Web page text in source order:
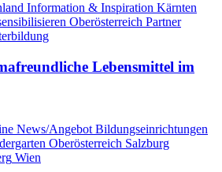
Information & Inspiration Kärnten
Oberösterreich Partner
Lebensmittel im
News/Angebot Bildungseinrichtungen
Oberösterreich Salzburg
Wien